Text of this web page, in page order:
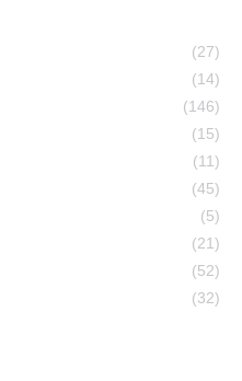
(27)
(14)
(146)
(15)
(11)
(45)
(5)
(21)
(52)
(32)